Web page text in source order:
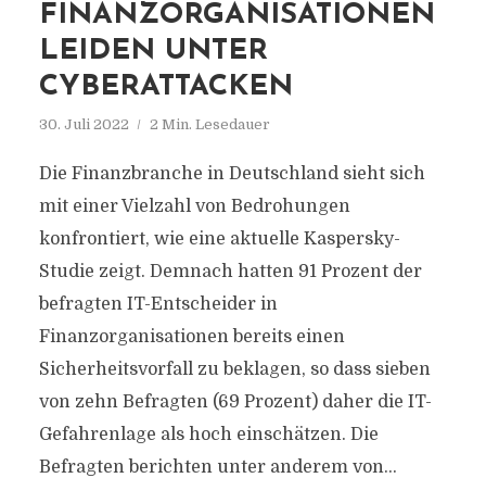
FINANZORGANISATIONEN
LEIDEN UNTER
CYBERATTACKEN
30. Juli 2022 2 Min. Lesedauer
Die Finanzbranche in Deutschland sieht sich
mit einer Vielzahl von Bedrohungen
konfrontiert, wie eine aktuelle Kaspersky-
Studie zeigt. Demnach hatten 91 Prozent der
befragten IT-Entscheider in
Finanzorganisationen bereits einen
Sicherheitsvorfall zu beklagen, so dass sieben
von zehn Befragten (69 Prozent) daher die IT-
Gefahrenlage als hoch einschätzen. Die
Befragten berichten unter anderem von...